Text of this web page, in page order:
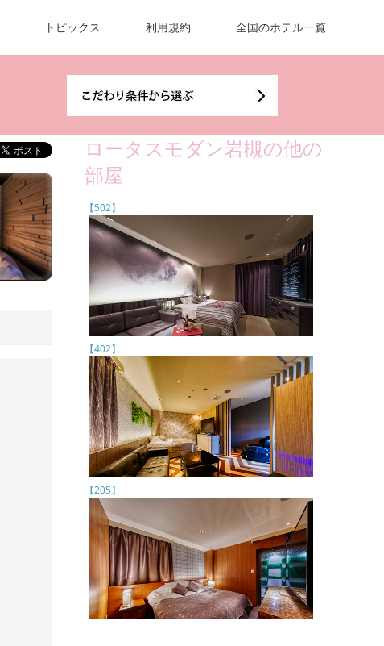
トピックス 利用規約 全国のホテル一覧
ロータスモダン岩槻の他の
部屋
【502】
【402】
【205】